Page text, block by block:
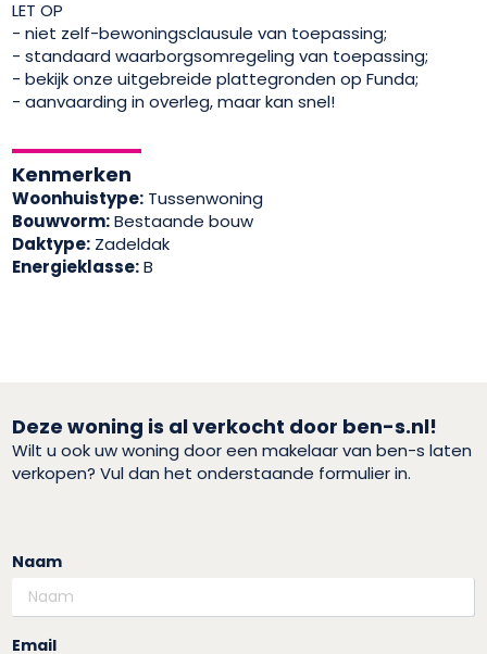
LET OP
- niet zelf-bewoningsclausule van toepassing;
- standaard waarborgsomregeling van toepassing;
- bekijk onze uitgebreide plattegronden op Funda;
- aanvaarding in overleg, maar kan snel!
Kenmerken
Woonhuistype: Tussenwoning
Bouwvorm:Bestaande bouw
Daktype: Zadeldak
Energieklasse:B
Deze woning is al verkocht door ben-s.nl!
Wilt u ook uw woning door een makelaar van ben-s laten
verkopen? Vul dan het onderstaande formulier in.
Naam
Email